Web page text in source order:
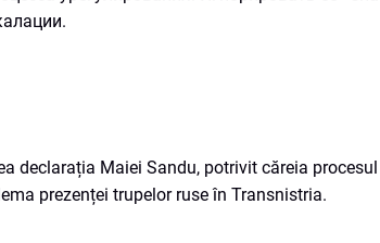
declarația Maiei Sandu, potrivit căreia
prezenței trupelor ruse în Transnistria.